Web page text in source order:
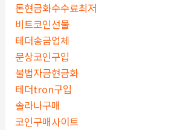
돈현금화수수료최저
비트코인선물
테더송금업체
문상코인구입
불법자금현금화
테더tron구입
솔라나구매
코인구매사이트